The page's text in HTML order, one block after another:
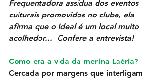
Frequentadora assídua dos eventos
culturais promovidos no clube, ela
afirma que o Ideal é um local muito
acolhedor...  Confere a entrevista!
Como era a vida da menina Laéria?
Cercada por margens que interligam